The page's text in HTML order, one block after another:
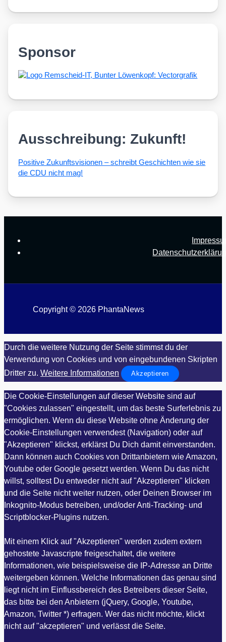
Sponsor
Ausschreibung: Zukunft!
Posi­ti­ve Zukunfts­vi­sio­nen – schreibt Geschich­ten wie sie
die CDU nicht mag!
Copyright © 2026 PhantaNews
Durch die weitere Nutzung der Seite stimmst du der
Verwendung von Cookies und von eingebundenen Skripten
Dritter zu. Weitere Informationen Akzeptieren
Die Cookie-Einstellungen auf dieser Website sind auf
"Cookies zulassen" eingestellt, um das beste Surferlebnis zu
ermöglichen. Wenn du diese Website ohne Änderung der
Cookie-Einstellungen verwendest (Navigation) oder auf
"Akzeptieren" klickst, erklärst Du Dich damit einverstanden.
Dann können auch Cookies von Drittanbietern wie Amazon,
Youtube oder Google gesetzt werden. Wenn Du das nicht
willst, solltest Du entweder nicht auf "Akzeptieren" klicken
und die Seite nicht weiter nutzen, oder Deinen Browser im
Inkognito-Modus betreiben, und/oder Anti-Tracking- und
Scriptblocker-Plugins nutzen.
Mit einem Klick auf "Akzeptieren" werden zudem extern
gehostete Javascripte freigeschaltet, die weitere
Informationen, wie beispielsweise die IP-Adresse an Dritte
weitergeben können. Welche Informationen das genau sind
liegt nicht im Einflussbereich des Betreibers dieser Seite,
das bitte bei den Anbietern (jQuery, Google, Youtube,
Amazon, Twitter *) erfragen. Wer das nicht möchte, klickt
nicht auf "akzeptieren" und verlässt die Seite.